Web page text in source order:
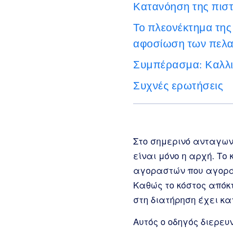
Κατανόηση της
Το πλεονέκτημα
αφοσίωση των
Συμπέρασμα:
Συχνές ερωτήσεις
Στο σημερινό
είναι μόνο η αρχή. Το
αγοραστών που
Καθώς το κόστος
στη διατήρηση έχει
Αυτός ο οδηγός